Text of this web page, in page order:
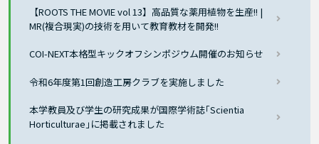
【ROOTS THE MOVIE vol 13】高品質な薬用植物を生産!! |
MR(複合現実)の技術を用いて教育教材を開発!!
COI-NEXT本格型キックオフシンポジウム開催のお知らせ
令和6年度第1回創造工房クラブを実施しました
本学教員及び学生の研究成果が国際学術誌｢Scientia
Horticulturae｣に掲載されました